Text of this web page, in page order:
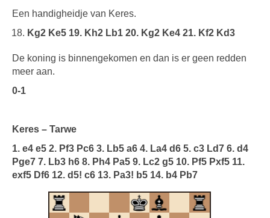
Een handigheidje van Keres.
Kg2 Ke5 19. Kh2 Lb1 20. Kg2 Ke4 21. Kf2 Kd3
De koning is binnengekomen en dan is er geen redden
meer aan.
0-1
Keres – Tarwe
1. e4 e5 2. Pf3 Pc6 3. Lb5 a6 4. La4 d6 5. c3 Ld7 6. d4
Pge7 7. Lb3 h6 8. Ph4 Pa5 9. Lc2 g5 10. Pf5 Pxf5 11.
exf5 Df6 12. d5! c6 13. Pa3! b5 14. b4 Pb7